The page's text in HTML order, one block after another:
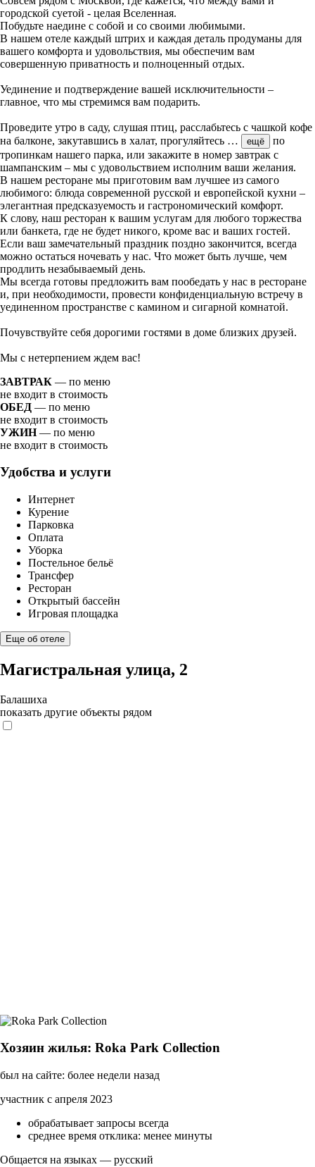
городской суетой - целая Вселенная.
Побудьте наедине с собой и со своими любимыми.
В нашем отеле каждый штрих и каждая деталь продуманы для
вашего комфорта и удовольствия, мы обеспечим вам
совершенную приватность и полноценный отдых.
Уединение и подтверждение вашей исключительности –
главное, что мы стремимся вам подарить.
Проведите утро в саду, слушая птиц, расслабьтесь с чашкой кофе
на балконе, закутавшись в халат, прогуляйтесь … ещё
по
тропинкам нашего парка, или закажите в номер завтрак с
шампанским – мы с удовольствием исполним ваши желания.
В нашем ресторане мы приготовим вам лучшее из самого
любимого: блюда современной русской и европейской кухни –
элегантная предсказуемость и гастрономический комфорт.
К слову, наш ресторан к вашим услугам для любого торжества
или банкета, где не будет никого, кроме вас и ваших гостей.
Если ваш замечательный праздник поздно закончится, всегда
можно остаться ночевать у нас. Что может быть лучше, чем
продлить незабываемый день.
Мы всегда готовы предложить вам пообедать у нас в ресторане
и, при необходимости, провести конфиденциальную встречу в
уединенном пространстве с камином и сигарной комнатой.
Почувствуйте себя дорогими гостями в доме близких друзей.
Мы с нетерпением ждем вас!
ЗАВТРАК — по меню
не входит в стоимость
ОБЕД — по меню
не входит в стоимость
УЖИН— по меню
не входит в стоимость
Удобства и услуги
Интернет
Курение
Парковка
Оплата
Уборка
Постельное бельё
Трансфер
Ресторан
Открытый бассейн
Игровая площадка
Еще об отеле
Магистральная улица, 2
Балашиха
показать другие объекты рядом
Хозяин жилья: Roka Park Collection
был на сайте: более недели назад
участник с апреля 2023
обрабатывает запросы всегда
среднее время отклика: менее минуты
Общается на языках — русский